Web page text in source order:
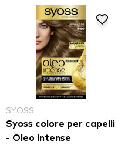
SYOSS
Syoss colore per capelli
- Oleo Intense